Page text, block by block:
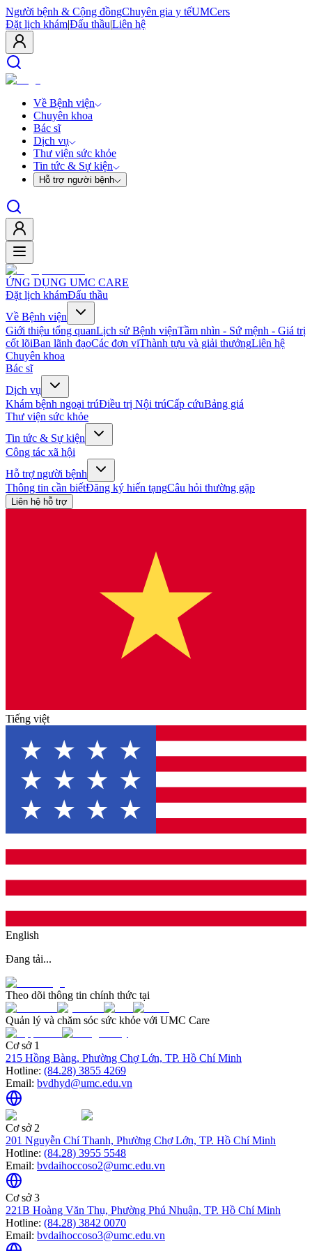
Người bệnh & Cộng đồngChuyên gia y tếUMCers
Đặt lịch khám|Đấu thầu|Liên hệ
Về Bệnh viện
Chuyên khoa
Bác sĩ
Dịch vụ
Thư viện sức khỏe
Tin tức & Sự kiện
Hỗ trợ người bệnh
ỨNG DỤNG UMC CARE
Đặt lịch khámĐấu thầu
Về Bệnh viện
Giới thiệu tổng quanLịch sử Bệnh việnTầm nhìn - Sứ mệnh - Giá trị
cốt lõiBan lãnh đạoCác đơn vịThành tựu và giải thưởngLiên hệ
Chuyên khoa
Bác sĩ
Dịch vụ
Khám bệnh ngoại trúĐiều trị Nội trúCấp cứuBảng giá
Thư viện sức khỏe
Tin tức & Sự kiện
Công tác xã hội
Hỗ trợ người bệnh
Thông tin cần biếtĐăng ký hiến tạngCâu hỏi thường gặp
Liên hệ hỗ trợ
Tiếng việt
English
Đang tải...
Theo dõi thông tin chính thức tại
Quản lý và chăm sóc sức khỏe với UMC Care
Cơ sở 1
215 Hồng Bàng, Phường Chợ Lớn, TP. Hồ Chí Minh
Hotline: (84.28) 3855 4269
Email: bvdhyd@umc.edu.vn
Cơ sở 2
201 Nguyễn Chí Thanh, Phường Chợ Lớn, TP. Hồ Chí Minh
Hotline: (84.28) 3955 5548
Email: bvdaihoccoso2@umc.edu.vn
Cơ sở 3
221B Hoàng Văn Thụ, Phường Phú Nhuận, TP. Hồ Chí Minh
Hotline: (84.28) 3842 0070
Email: bvdaihoccoso3@umc.edu.vn